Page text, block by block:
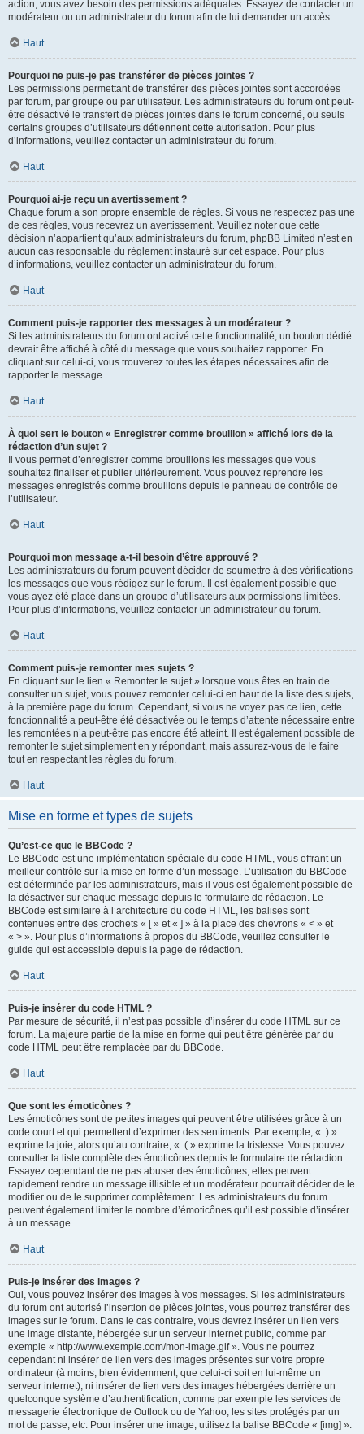
action, vous avez besoin des permissions adéquates. Essayez de contacter un
modérateur ou un administrateur du forum afin de lui demander un accès.
Haut
Pourquoi ne puis-je pas transférer de pièces jointes ?
Les permissions permettant de transférer des pièces jointes sont accordées
par forum, par groupe ou par utilisateur. Les administrateurs du forum ont peut-
être désactivé le transfert de pièces jointes dans le forum concerné, ou seuls
certains groupes d’utilisateurs détiennent cette autorisation. Pour plus
d’informations, veuillez contacter un administrateur du forum.
Haut
Pourquoi ai-je reçu un avertissement ?
Chaque forum a son propre ensemble de règles. Si vous ne respectez pas une
de ces règles, vous recevrez un avertissement. Veuillez noter que cette
décision n’appartient qu’aux administrateurs du forum, phpBB Limited n’est en
aucun cas responsable du règlement instauré sur cet espace. Pour plus
d’informations, veuillez contacter un administrateur du forum.
Haut
Comment puis-je rapporter des messages à un modérateur ?
Si les administrateurs du forum ont activé cette fonctionnalité, un bouton dédié
devrait être affiché à côté du message que vous souhaitez rapporter. En
cliquant sur celui-ci, vous trouverez toutes les étapes nécessaires afin de
rapporter le message.
Haut
À quoi sert le bouton « Enregistrer comme brouillon » affiché lors de la
rédaction d’un sujet ?
Il vous permet d’enregistrer comme brouillons les messages que vous
souhaitez finaliser et publier ultérieurement. Vous pouvez reprendre les
messages enregistrés comme brouillons depuis le panneau de contrôle de
l’utilisateur.
Haut
Pourquoi mon message a-t-il besoin d’être approuvé ?
Les administrateurs du forum peuvent décider de soumettre à des vérifications
les messages que vous rédigez sur le forum. Il est également possible que
vous ayez été placé dans un groupe d’utilisateurs aux permissions limitées.
Pour plus d’informations, veuillez contacter un administrateur du forum.
Haut
Comment puis-je remonter mes sujets ?
En cliquant sur le lien « Remonter le sujet » lorsque vous êtes en train de
consulter un sujet, vous pouvez remonter celui-ci en haut de la liste des sujets,
à la première page du forum. Cependant, si vous ne voyez pas ce lien, cette
fonctionnalité a peut-être été désactivée ou le temps d’attente nécessaire entre
les remontées n’a peut-être pas encore été atteint. Il est également possible de
remonter le sujet simplement en y répondant, mais assurez-vous de le faire
tout en respectant les règles du forum.
Haut
Mise en forme et types de sujets
Qu’est-ce que le BBCode ?
Le BBCode est une implémentation spéciale du code HTML, vous offrant un
meilleur contrôle sur la mise en forme d’un message. L’utilisation du BBCode
est déterminée par les administrateurs, mais il vous est également possible de
la désactiver sur chaque message depuis le formulaire de rédaction. Le
BBCode est similaire à l’architecture du code HTML, les balises sont
contenues entre des crochets « [ » et « ] » à la place des chevrons « < » et
« > ». Pour plus d’informations à propos du BBCode, veuillez consulter le
guide qui est accessible depuis la page de rédaction.
Haut
Puis-je insérer du code HTML ?
Par mesure de sécurité, il n’est pas possible d’insérer du code HTML sur ce
forum. La majeure partie de la mise en forme qui peut être générée par du
code HTML peut être remplacée par du BBCode.
Haut
Que sont les émoticônes ?
Les émoticônes sont de petites images qui peuvent être utilisées grâce à un
code court et qui permettent d’exprimer des sentiments. Par exemple, « :) »
exprime la joie, alors qu’au contraire, « :( » exprime la tristesse. Vous pouvez
consulter la liste complète des émoticônes depuis le formulaire de rédaction.
Essayez cependant de ne pas abuser des émoticônes, elles peuvent
rapidement rendre un message illisible et un modérateur pourrait décider de le
modifier ou de le supprimer complètement. Les administrateurs du forum
peuvent également limiter le nombre d’émoticônes qu’il est possible d’insérer
à un message.
Haut
Puis-je insérer des images ?
Oui, vous pouvez insérer des images à vos messages. Si les administrateurs
du forum ont autorisé l’insertion de pièces jointes, vous pourrez transférer des
images sur le forum. Dans le cas contraire, vous devrez insérer un lien vers
une image distante, hébergée sur un serveur internet public, comme par
exemple « http://www.exemple.com/mon-image.gif ». Vous ne pourrez
cependant ni insérer de lien vers des images présentes sur votre propre
ordinateur (à moins, bien évidemment, que celui-ci soit en lui-même un
serveur internet), ni insérer de lien vers des images hébergées derrière un
quelconque système d’authentification, comme par exemple les services de
messagerie électronique de Outlook ou de Yahoo, les sites protégés par un
mot de passe, etc. Pour insérer une image, utilisez la balise BBCode « [img] ».